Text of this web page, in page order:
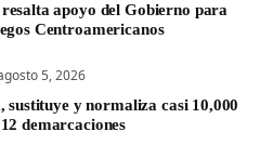
apoyo del Gobierno para
Centroamericanos
5, 2026
sustituye y normaliza casi 10,000
demarcaciones